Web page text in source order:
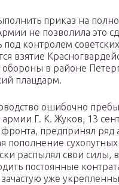
приказ на
не позволила это
контролем
взятие
обороны в районе
плацдарм.
ошибочно
Г. К. Жуков, 13
предпринял ряд
распылял свои силы,
постоянные
уже